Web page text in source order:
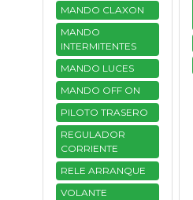
MANDO CLAXON
MANDO
INTERMITENTES
MANDO LUCES
MANDO OFF ON
PILOTO TRASERO
REGULADOR
CORRIENTE
RELE ARRANQUE
VOLANTE